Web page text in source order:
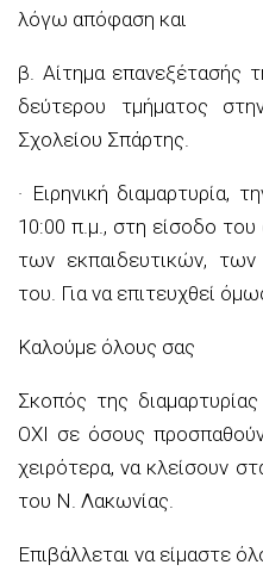
λόγω απόφαση και
β. Αίτημα επανεξέτασής
δεύτερου τμήματος
Σχολείου Σπάρτης.
· Ειρηνική διαμαρτυρία,
10:00 π.μ., στη είσοδο
των εκπαιδευτικών,
του. Για να επιτευχθεί
Καλούμε όλους σας
Σκοπός της
ΟΧΙ σε όσους
χειρότερα, να κλείσουν
του Ν. Λακωνίας.
Επιβάλλεται να είμαστε